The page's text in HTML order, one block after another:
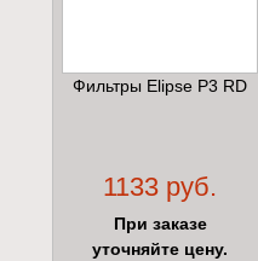
Фильтры Elipse P3 RD
1133 руб.
При заказе
уточняйте цену.